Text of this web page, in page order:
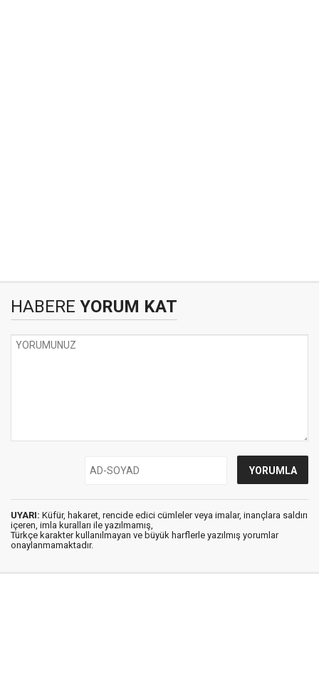
HABERE YORUM KAT
UYARI: Küfür, hakaret, rencide edici cümleler veya imalar, inançlara saldırı
içeren, imla kuralları ile yazılmamış,
Türkçe karakter kullanılmayan ve büyük harflerle yazılmış yorumlar
onaylanmamaktadır.